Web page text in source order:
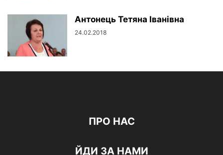
Антонець Тетяна Іванівна
24.02.2018
ПРО НАС
ЙДИ ЗА НАМИ